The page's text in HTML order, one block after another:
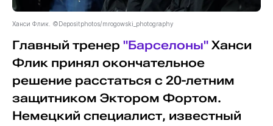
Ханси Флик. ©Depositphotos/mrogowski_photography
Главный тренер "Барселоны"Ханси
Флик принял окончательное
решение расстаться с 20-летним
защитником Эктором Фортом.
Немецкий специалист, известный